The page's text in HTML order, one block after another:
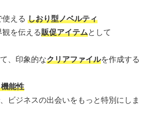
える しおり型ノベルティ
を伝える販促アイテムとして
、印象的なクリアファイルを作成する
能性
ビジネスの出会いをもっと特別にしま